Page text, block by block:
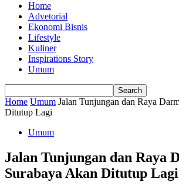
Home
Advetorial
Ekonomi Bisnis
Lifestyle
Kuliner
Inspirations Story
Umum
Home Umum Jalan Tunjungan dan Raya
Ditutup Lagi
Umum
Jalan Tunjungan dan Raya
Surabaya Akan Ditutup Lagi